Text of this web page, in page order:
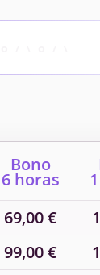
Bono
6 horas
69,00 €
99,00 €